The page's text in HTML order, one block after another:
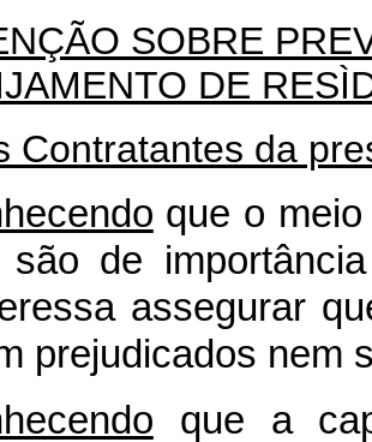
SOBRE
DE
Contratantes da
que o
são de
assegurar
prejudicados nem
que a